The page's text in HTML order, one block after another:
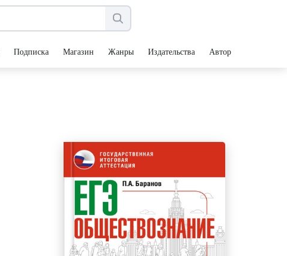
Подписка Магазин Жанры Издательства Авторы